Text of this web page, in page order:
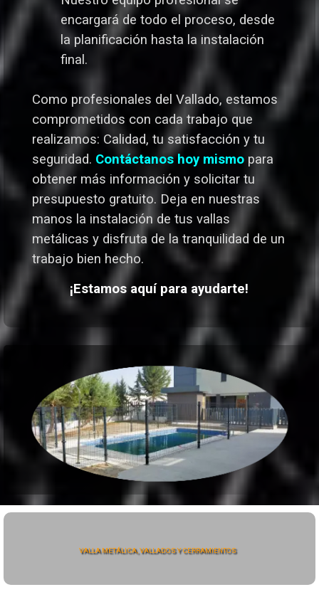
encargará de todo el proceso, desde
la planificación hasta la instalación
final.
Como profesionales del Vallado, estamos
comprometidos con cada trabajo que
realizamos: Calidad, tu satisfacción y tu
seguridad. Contáctanos hoy mismo para
obtener más información y solicitar tu
presupuesto gratuito. Deja en nuestras
manos la instalación de tus vallas
metálicas y disfruta de la tranquilidad de un
trabajo bien hecho.
¡Estamos aquí para ayudarte!
VALLA METÁLICA, VALLADOS Y CERRAMIENTOS